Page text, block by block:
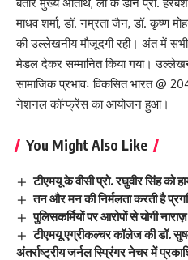
माधव शर्मा, डॉ. नम्रता जैन, डॉ. कृष्ण
की उल्लेखनीय मौजूदगी रही। अंत में सभी
मेडल देकर सम्मानित किया गया।
सामाजिक प्रभावः विकसित भारत @
नेशनल कॉन्फ्रेंस का आयोजन हुआ।
You Might Also Like
टीएमयू के वीसी प्रो. रघुवीर सिंह को
तन और मन की निर्मलता करती है
पुलिसकर्मियों पर आरोपों से योगी नाराज़
टीएमयू एग्रीकल्चर कॉलेज की डॉ.
अंतर्राष्ट्रीय जर्नल स्प्रिंगर नेचर में